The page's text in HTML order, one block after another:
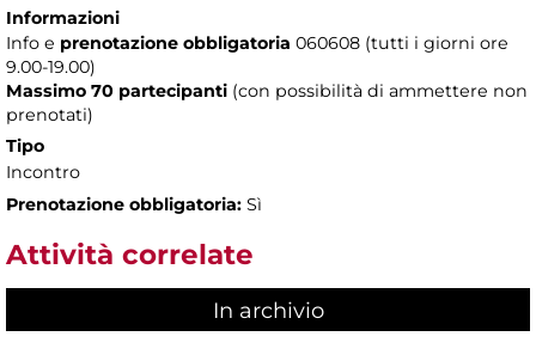
Informazioni
Info e prenotazione obbligatoria 060608 (tutti i giorni ore
9.00-19.00)
Massimo 70 partecipanti (con possibilità di ammettere non
prenotati)
Tipo
Incontro
Prenotazione obbligatoria: Sì
Attività correlate
In archivio